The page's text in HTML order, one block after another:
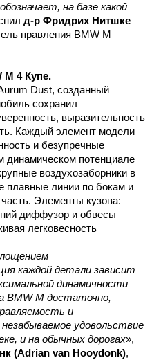
на базе какой
д-р Фридрих Нитшке
правления BMW M
M 4 Купе.
Dust, созданный
сохранил
выразительность
Каждый элемент модели
и безупречные
динамическом потенциале
воздухозаборники в
плавные линии по бокам и
Элементы кузова:
диффузор и обвесы —
легковесность
каждой детали зависит
динамичности
BMW M достаточно,
и
удовольствие
и на обычных дорогах»,
(Adrian van Hooydonk),